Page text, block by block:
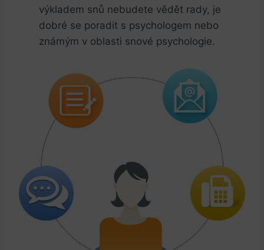
výkladem snů nebudete vědět rady, je
dobré se poradit s psychologem nebo
známým v oblasti snové psychologie.